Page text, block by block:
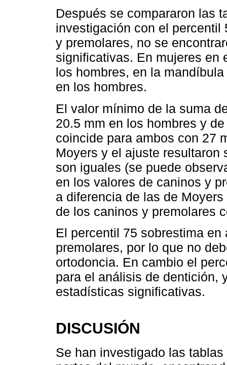
Después se compararon las
investigación con el
y premolares, no se
significativas. En mujeres en
los hombres, en la
en los hombres.
El valor mínimo de la suma
20.5 mm en los hombres y
coincide para ambos con 27
Moyers y el ajuste resultaron
son iguales (se puede
en los valores de caninos y
a diferencia de las de
de los caninos y premolares
El percentil 75 sobrestima
premolares, por lo que no
ortodoncia. En cambio el
para el análisis de dentición,
estadísticas significativas.
DISCUSIÓN
Se han investigado las